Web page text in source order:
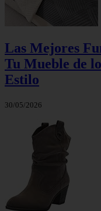
Las Mejores
Tu Mueble de
Estilo
30/05/2026